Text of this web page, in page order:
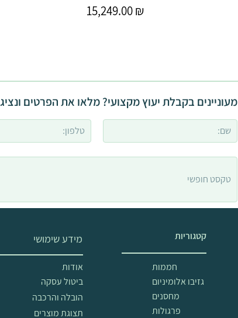
15,249.00 ₪
מעוניינים בקבלת יעוץ מקצועי? מלאו את הפרטים
מידע שימושי
אודות
ביטול עסקה
הובלה והרכבה
תצוגת מוצרים
קטגוריות
חממות
גזיבו אלומיניום
מחסנים
פרגולות